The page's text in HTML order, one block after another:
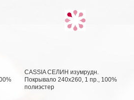
CASSIA СЕЛИН изумрудн.
Покрывало 240х260, 1 пр., 100%
полиэстер